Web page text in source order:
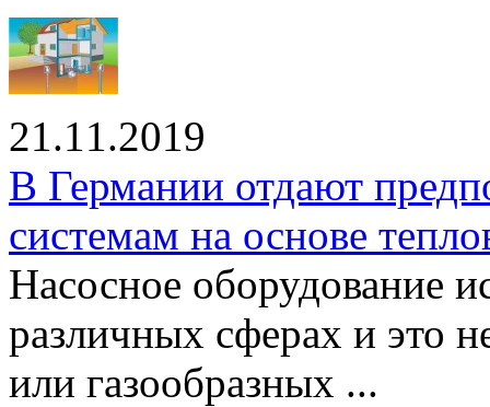
21.11.2019
В Германии отдают
системам на основе
Насосное оборудование
различных сферах и это
или газообразных ...